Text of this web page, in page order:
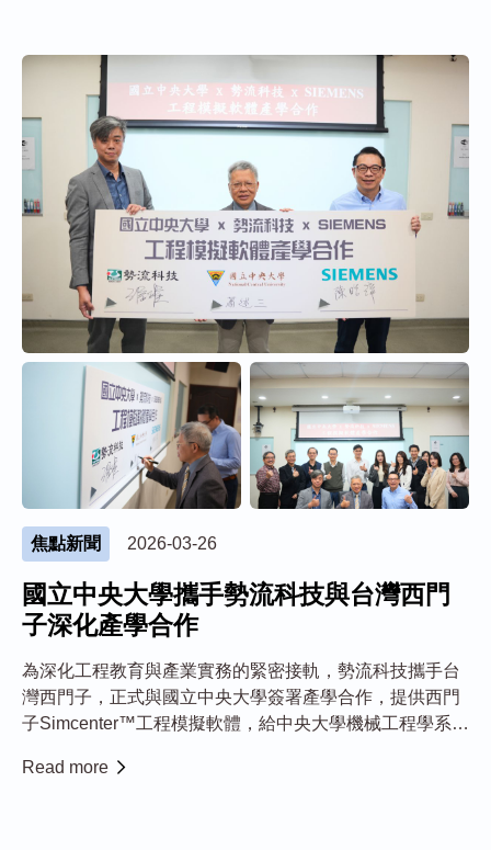
焦點新聞 2026-03-26
國立中央大學攜手勢流科技與台灣西門
子深化產學合作
為深化工程教育與產業實務的緊密接軌，勢流科技攜手台
灣西門子，正式與國立中央大學簽署產學合作，提供西門
子Simcenter™工程模擬軟體，給中央大學機械工程學系於
模擬與數位工程領域的深度結盟，期望透過產業等級工程
Read more